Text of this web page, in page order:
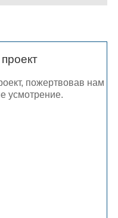
пожертвовав нам
усмотрение.